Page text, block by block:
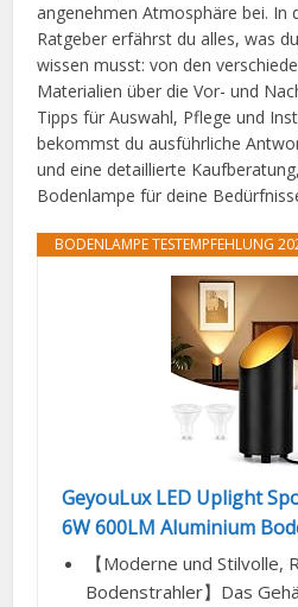
angenehmen Atmosphäre bei. In
Ratgeber erfährst du alles, was
wissen musst: von den
Materialien über die Vor- und
Tipps für Auswahl, Pflege und
bekommst du ausführliche
und eine detaillierte
Bodenlampe für deine
BODENLAMPE TESTEMPFEHLUNG
GeyouLux LED Uplight
6W 600LM Aluminium
【Moderne und Stilvolle,
Bodenstrahler】Das